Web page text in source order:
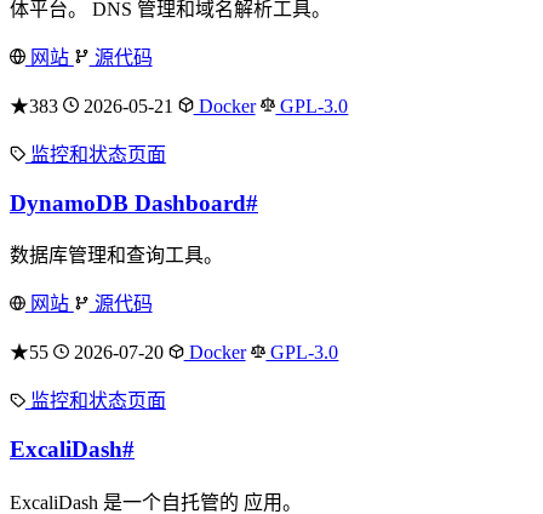
体平台。 DNS 管理和域名解析工具。
网站 源代码
★383 2026-05-21 Docker GPL-3.0
监控和状态页面
DynamoDB Dashboard#
数据库管理和查询工具。
网站 源代码
★55 2026-07-20 Docker GPL-3.0
监控和状态页面
ExcaliDash#
ExcaliDash 是一个自托管的 应用。